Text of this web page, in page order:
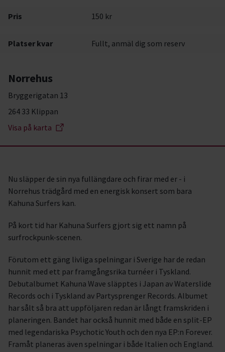
Pris 150 kr
Platser kvar Fullt, anmäl dig som reserv
Norrehus
Bryggerigatan 13
264 33 Klippan
Visa på karta
Nu släpper de sin nya fullängdare och firar med er - i
Norrehus trädgård med en energisk konsert som bara
Kahuna Surfers kan.
På kort tid har Kahuna Surfers gjort sig ett namn på
surfrockpunk-scenen.
Förutom ett gäng livliga spelningar i Sverige har de redan
hunnit med ett par framgångsrika turnéer i Tyskland.
Debutalbumet Kahuna Wave släpptes i Japan av Waterslide
Records och i Tyskland av Partysprenger Records. Albumet
har sålt så bra att uppföljaren redan är långt framskriden i
planeringen. Bandet har också hunnit med både en split-EP
med legendariska Psychotic Youth och den nya EP:n Forever.
Framåt planeras även spelningar i både Italien och England.